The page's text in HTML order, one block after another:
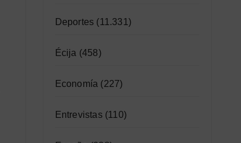
Deportes (11.331)
Écija (458)
Economía (227)
Entrevistas(110)